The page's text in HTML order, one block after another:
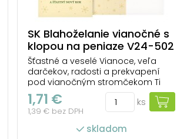
SK Blahoželanie vianočné s
klopou na peniaze V24-502
H
Šťastné a veselé Vianoce, veľa
darčekov, radosti a prekvapení
pod vianočným stromčekom Ti
praje
1,71 €
1,39 € bez DPH
ks
skladom